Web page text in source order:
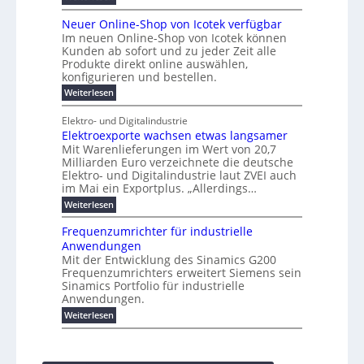
o
k
r
a
t
i
e
t
e
n
r
c
a
t
P
l
u
F
e
s
t
a
b
e
l
m
a
n
a
g
m
e
n
t
r
s
e
n
H
a
l
b
a
h
r
2
0
2
6
e
e
r
W
a
g
o
-
C
E
s
t
e
c
k
e
r
f
ü
S
t
r
ö
m
e
b
i
s
5
A
P
r
o
f
i
n
e
t
f
ü
h
r
e
n
d
e
s
i
n
u
s
t
r
i
e
l
l
e
t
Neuer Online-Shop von Icotek verfügbar
Im neuen Online-Shop von Icotek können
Kunden ab sofort und zu jeder Zeit alle
Produkte direkt online auswählen,
konfigurieren und bestellen.
Weiterlesen:
N
e
u
e
r
O
n
l
i
n
e
-
S
h
o
p
v
o
n
I
c
Elektro- und Digitalindustrie
Elektroexporte wachsen etwas langsamer
Mit Warenlieferungen im Wert von 20,7
Milliarden Euro verzeichnete die deutsche
Elektro- und Digitalindustrie laut ZVEI auch
im Mai ein Exportplus. „Allerdings…
Weiterlesen:
E
e
k
t
r
o
e
x
p
o
Frequenzumrichter für industrielle
Anwendungen
Mit der Entwicklung des Sinamics G200
Frequenzumrichters erweitert Siemens sein
Sinamics Portfolio für industrielle
Anwendungen.
Weiterlesen:
F
q